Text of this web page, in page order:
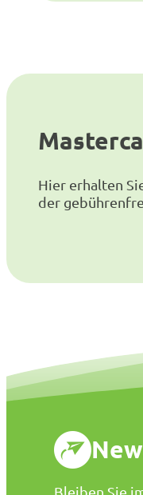
Hier erhalten
der
Bleiben Sie